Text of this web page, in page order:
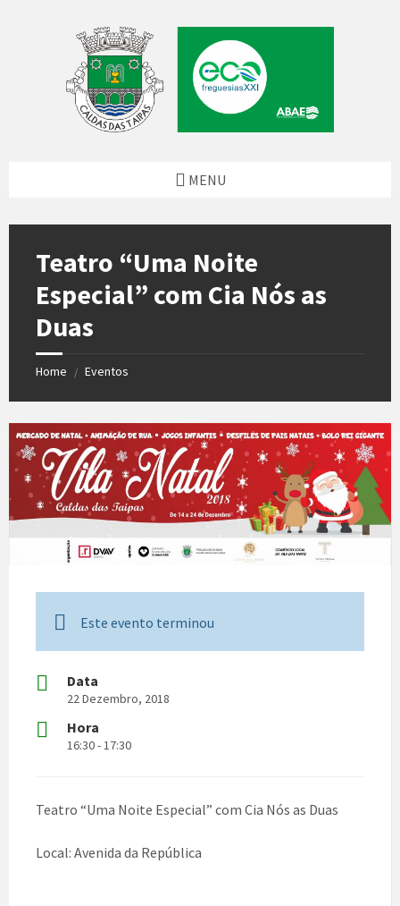
MENU
Teatro “Uma Noite
Especial” com Cia Nós as
Duas
Home / Eventos
Este evento terminou
Data
22 Dezembro, 2018
Hora
16:30 - 17:30
Teatro “Uma Noite Especial” com Cia Nós as Duas
Local: Avenida da República